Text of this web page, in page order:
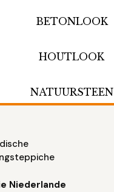
BETONLOOK
HOUTLOOK
NATUURSTEEN
Niederlande